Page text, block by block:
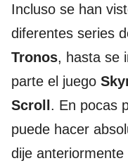
Incluso se han
diferentes series
Tronos, hasta se
parte el juego
Scroll. En pocas
puede hacer
dije